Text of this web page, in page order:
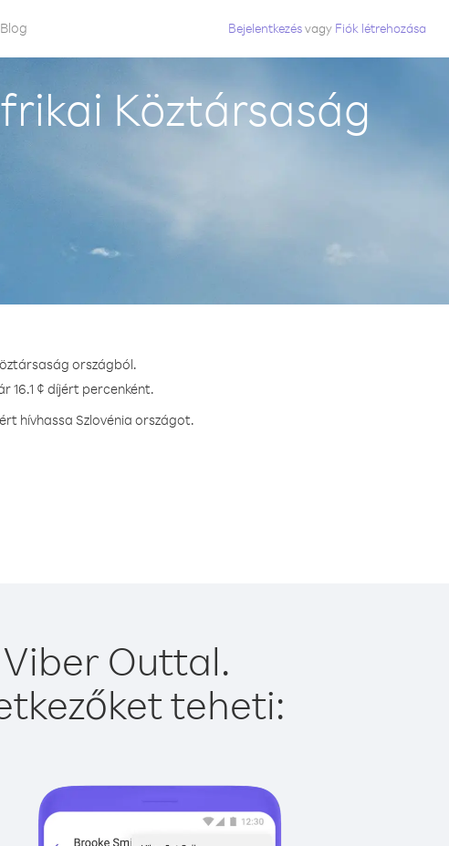
Blog Bejelentkezésvagy Fiók létrehozása
Köztársaság
országból.
16.1 ¢ díjért percenként.
hívhassa Szlovénia országot.
Outtal.
teheti: